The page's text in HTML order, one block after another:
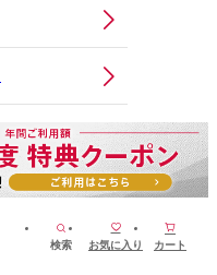
検索 お気に入り カート